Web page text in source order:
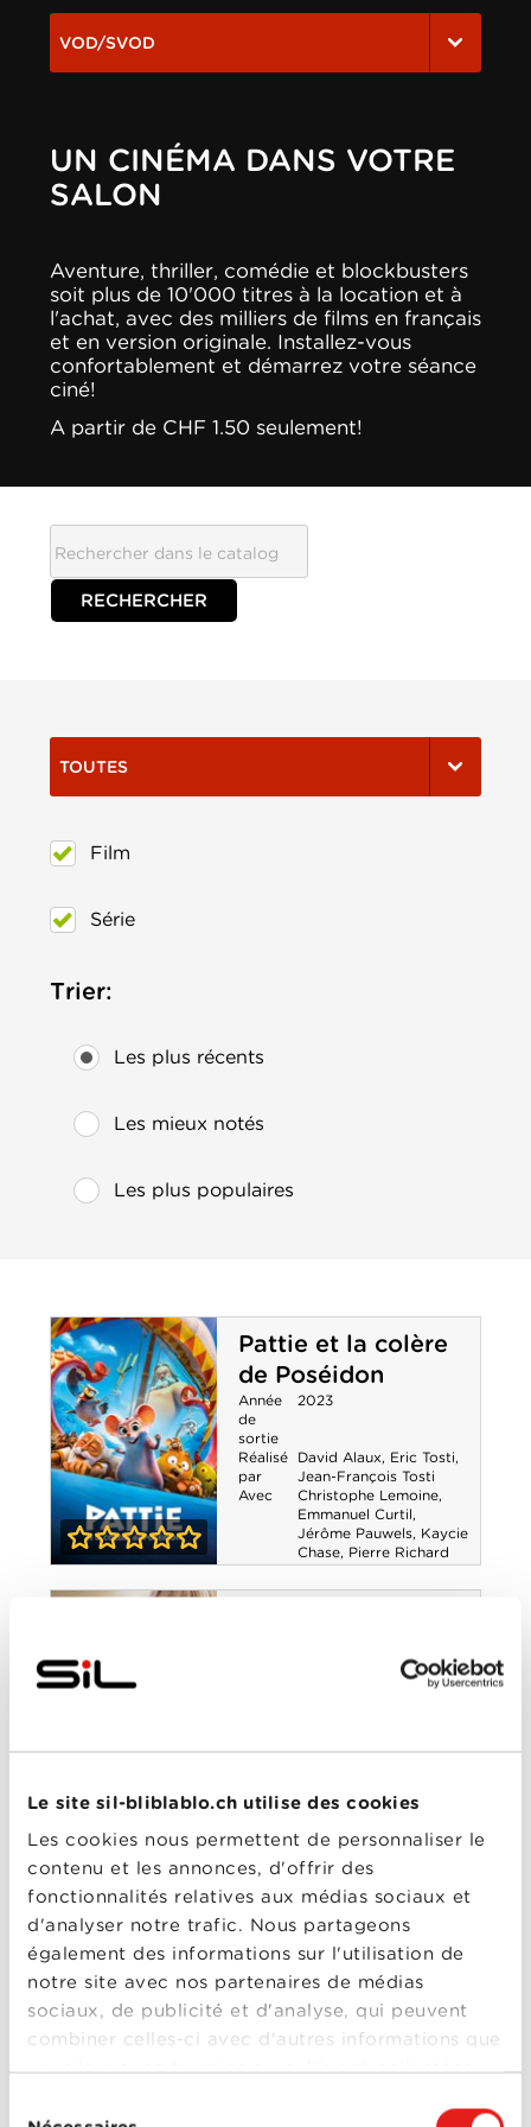
Le site sil-bliblablo.ch utilise des cookies
Les cookies nous permettent de personnaliser le
contenu et les annonces, d'offrir des
fonctionnalités relatives aux médias sociaux et
d'analyser notre trafic. Nous partageons
également des informations sur l'utilisation de
notre site avec nos partenaires de médias
sociaux, de publicité et d'analyse, qui peuvent
combiner celles-ci avec d'autres informations que
VOD/SVOD
UN CINÉMA DANS VOTRE
SALON
Aventure, thriller, comédie et blockbusters
soit plus de 10'000 titres à la location et à
l'achat, avec des milliers de films en français
et en version originale. Installez-vous
confortablement et démarrez votre séance
ciné!
A partir de CHF 1.50 seulement!
TOUTES
Film
Série
Trier:
Les plus récents
Les mieux notés
Les plus populaires
Pattie et la colère
de Poséidon
Pattie et la
Poséidon
Année
de
sortie
2023
Réalisé
par
David Alaux, Eric Tosti,
Jean-François Tosti
Avec
Christophe Lemoine,
Emmanuel Curtil,
Jérôme Pauwels, Kaycie
Chase, Pierre Richard
Jeanne du Barry
0-0
Johnny Depp,Maïwenn,
Richard
La Ch'tite famille
Année
de
sortie
Réalisé
par
Dany Boon
Avec Dany Boon , François
Berléand , Guy Lecluyse
Juliane Lepoureau ,